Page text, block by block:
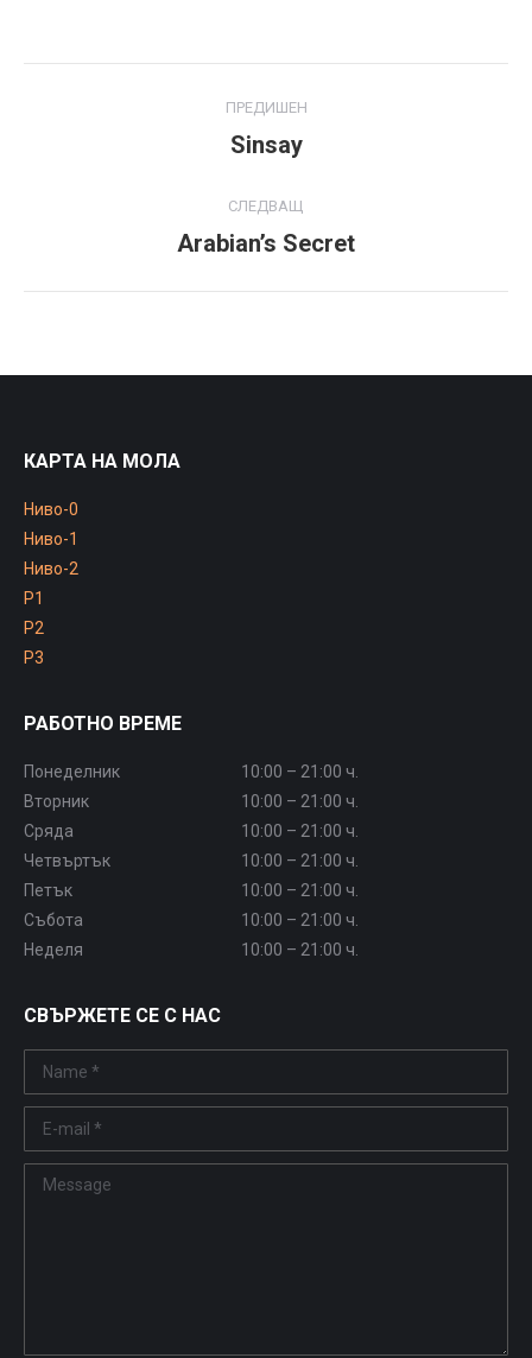
ПРЕДИШЕН
Previous
Sinsay
СЛЕДВАЩ
Next
Arabian’s Secret
КАРТА НА МОЛА
Ниво-0
Ниво-1
Ниво-2
P1
P2
P3
РАБОТНО ВРЕМЕ
Понеделник
10:00 – 21:00 ч.
Вторник
10:00 – 21:00 ч.
Сряда
10:00 – 21:00 ч.
Четвъртък
10:00 – 21:00 ч.
Петък
10:00 – 21:00 ч.
Събота
10:00 – 21:00 ч.
Неделя
10:00 – 21:00 ч.
СВЪРЖЕТЕ СЕ С НАС
Name *
E-mail *
Message